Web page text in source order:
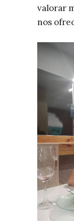
valorar
nos